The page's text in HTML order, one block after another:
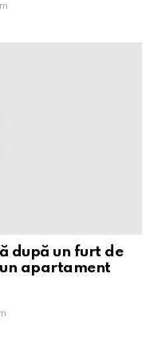
după un furt de
apartament